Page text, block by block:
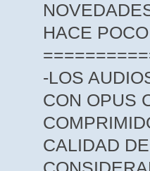
HACE
-LOS
CON OPUS
CALIDAD